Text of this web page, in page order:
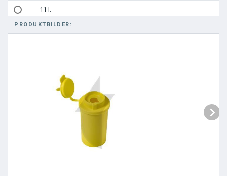
11 l.
21 l.
PRODUKTBILDER: